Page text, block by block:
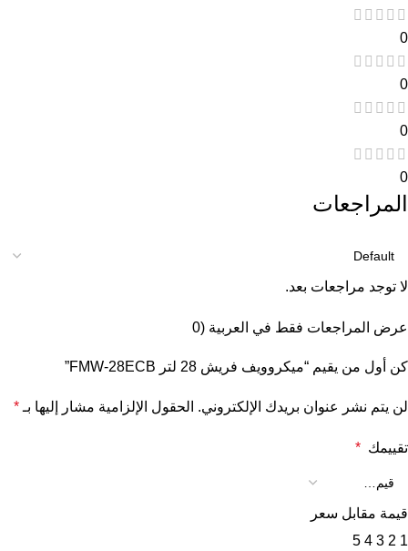
0
0
0
0
المراجعات
لا توجد مراجعات بعد.
عرض المراجعات فقط في العربية (0
كن أول من يقيم “ميكروويف فريش 28 لتر FMW-28ECB”
لن يتم نشر عنوان بريدك الإلكتروني. الحقول الإلزامية مشار إليها بـ *
تقييمك *
قيمة مقابل سعر
1
2
3
4
5